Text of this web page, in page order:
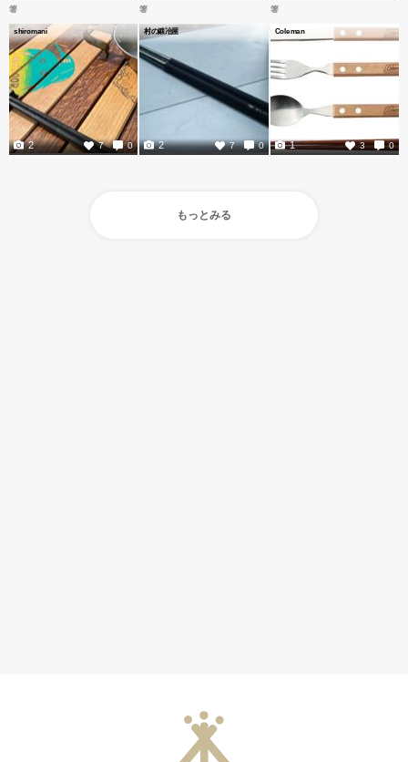
箸
shiromani
7 0
2
箸
村の鍛冶屋
7 0
2
箸
Coleman
3 0
1
もっとみる